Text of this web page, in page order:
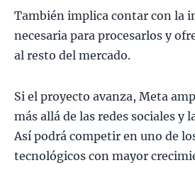
También implica contar con la
necesaria para procesarlos y
al resto del mercado.
Si el proyecto avanza, Meta
más allá de las redes sociales y
Así podrá competir en uno de
tecnológicos con mayor